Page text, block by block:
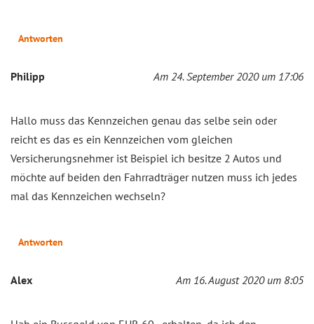
Antworten
Philipp Am 24. September 2020 um 17:06
Hallo muss das Kennzeichen genau das selbe sein oder
reicht es das es ein Kennzeichen vom gleichen
Versicherungsnehmer ist Beispiel ich besitze 2 Autos und
möchte auf beiden den Fahrradträger nutzen muss ich jedes
mal das Kennzeichen wechseln?
Antworten
Alex Am 16. August 2020 um 8:05